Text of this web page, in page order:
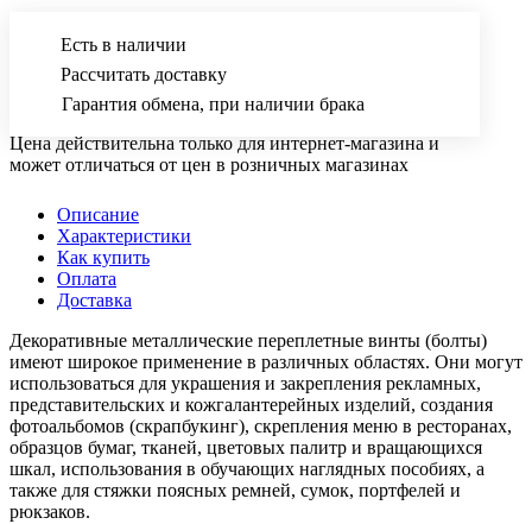
Есть в наличии
Рассчитать доставку
Гарантия обмена, при наличии брака
Цена действительна только для интернет-магазина и
может отличаться от цен в розничных магазинах
Описание
Характеристики
Как купить
Оплата
Доставка
Декоративные металлические переплетные винты (болты)
имеют широкое применение в различных областях. Они могут
использоваться для украшения и закрепления рекламных,
представительских и кожгалантерейных изделий, создания
фотоальбомов (скрапбукинг), скрепления меню в ресторанах,
образцов бумаг, тканей, цветовых палитр и вращающихся
шкал, использования в обучающих наглядных пособиях, а
также для стяжки поясных ремней, сумок, портфелей и
рюкзаков.